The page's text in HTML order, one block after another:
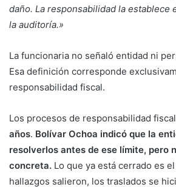
daño. La responsabilidad la establece
la auditoría.»
La funcionaria no señaló entidad ni
Esa definición corresponde
responsabilidad fiscal.
Los procesos de responsabilidad
años. Bolívar Ochoa indicó que la
resolverlos antes de ese límite, pero
concreta. Lo que ya está cerrado es
hallazgos salieron, los traslados se